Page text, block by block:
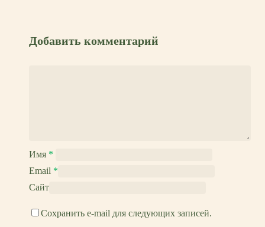
Добавить комментарий
Имя *
Email *
Сайт
Сохранить e-mail для следующих записей.